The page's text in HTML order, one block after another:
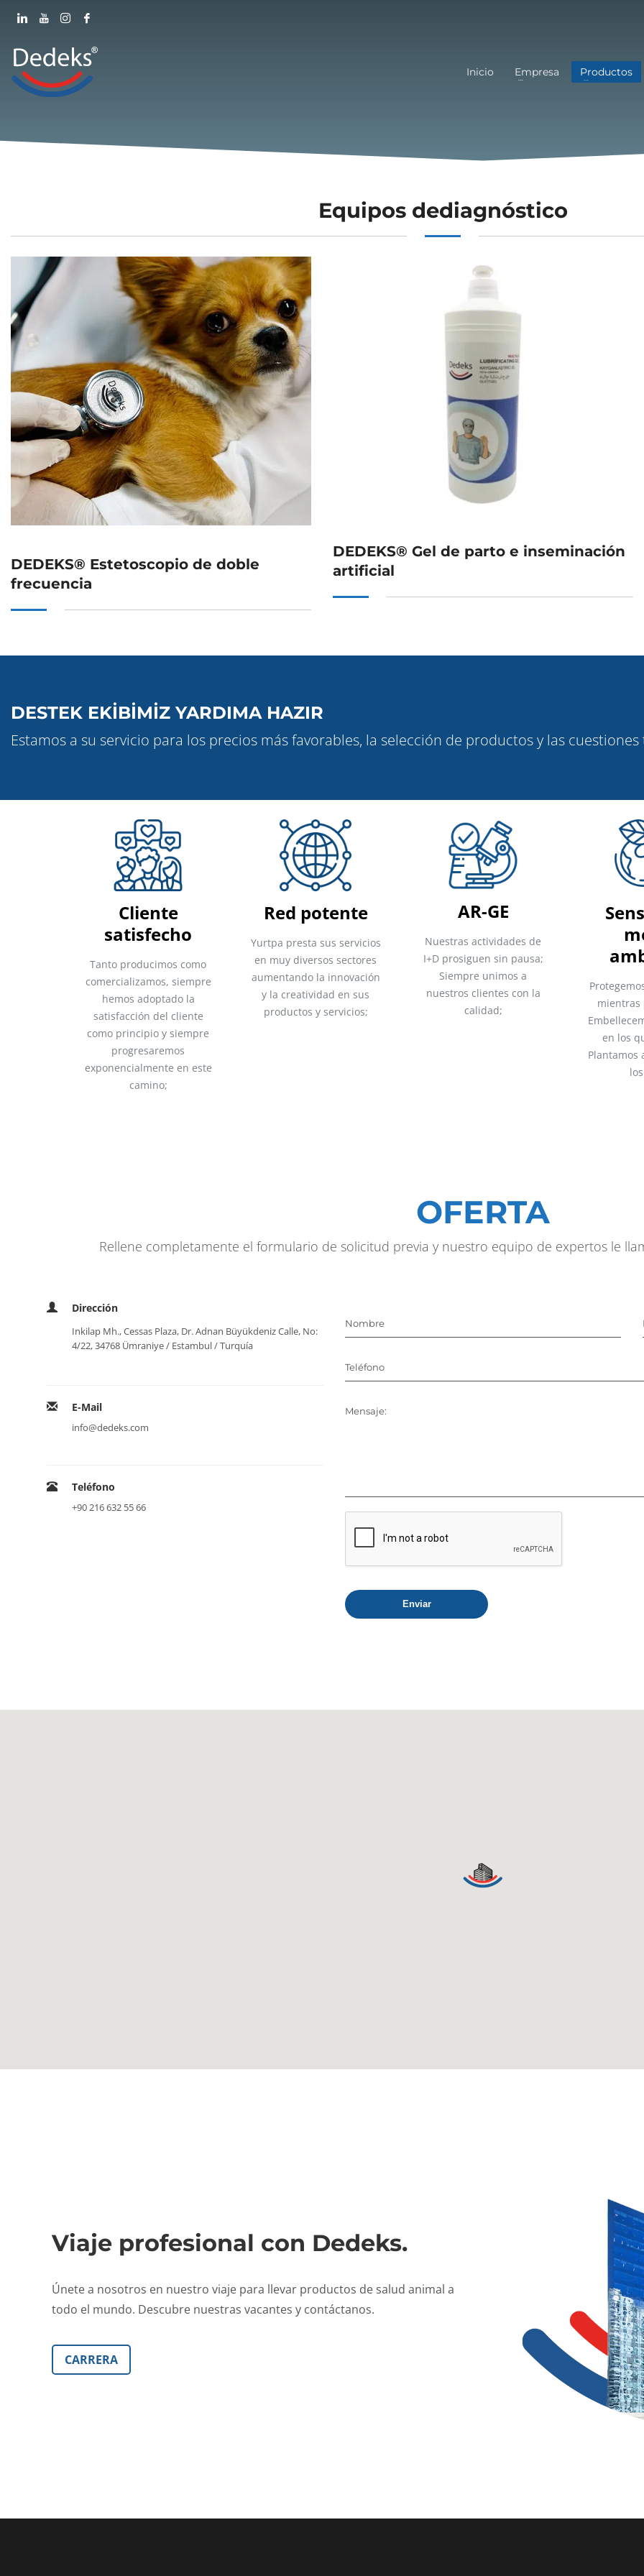
Inicio Empresa Productos
Equipos dediagnóstico
DEDEKS® Estetoscopio de doble
frecuencia
DEDEKS® Gel de parto e inseminación
artificial
DESTEK EKİBİMİZ YARDIMA HAZIR
Estamos a su servicio para los precios más favorables, la selección de productos y las cuestiones
Cliente
satisfecho
Tanto producimos como
comercializamos, siempre
hemos adoptado la
satisfacción del cliente
como principio y siempre
progresaremos
exponencialmente en este
camino;
Red potente
Yurtpa presta sus servicios
en muy diversos sectores
aumentando la innovación
y la creatividad en sus
productos y servicios;
AR-GE
Nuestras actividades de
I+D prosiguen sin pausa;
Siempre unimos a
nuestros clientes con la
calidad;
mientras
en los
Plantamos
OFERTA
Rellene completamente el formulario de solicitud previa y nuestro equipo de expertos le
Dirección
Inkilap Mh., Cessas Plaza, Dr. Adnan Büyükdeniz Calle, No:
4/22, 34768 Ümraniye / Estambul / Turquía
E-Mail
info@dedeks.com
Teléfono
+90 216 632 55 66
Nombre
Teléfono
Mensaje:
Enviar
Viaje profesional con Dedeks.
Únete a nosotros en nuestro viaje para llevar productos de salud animal a
todo el mundo. Descubre nuestras vacantes y contáctanos.
CARRERA